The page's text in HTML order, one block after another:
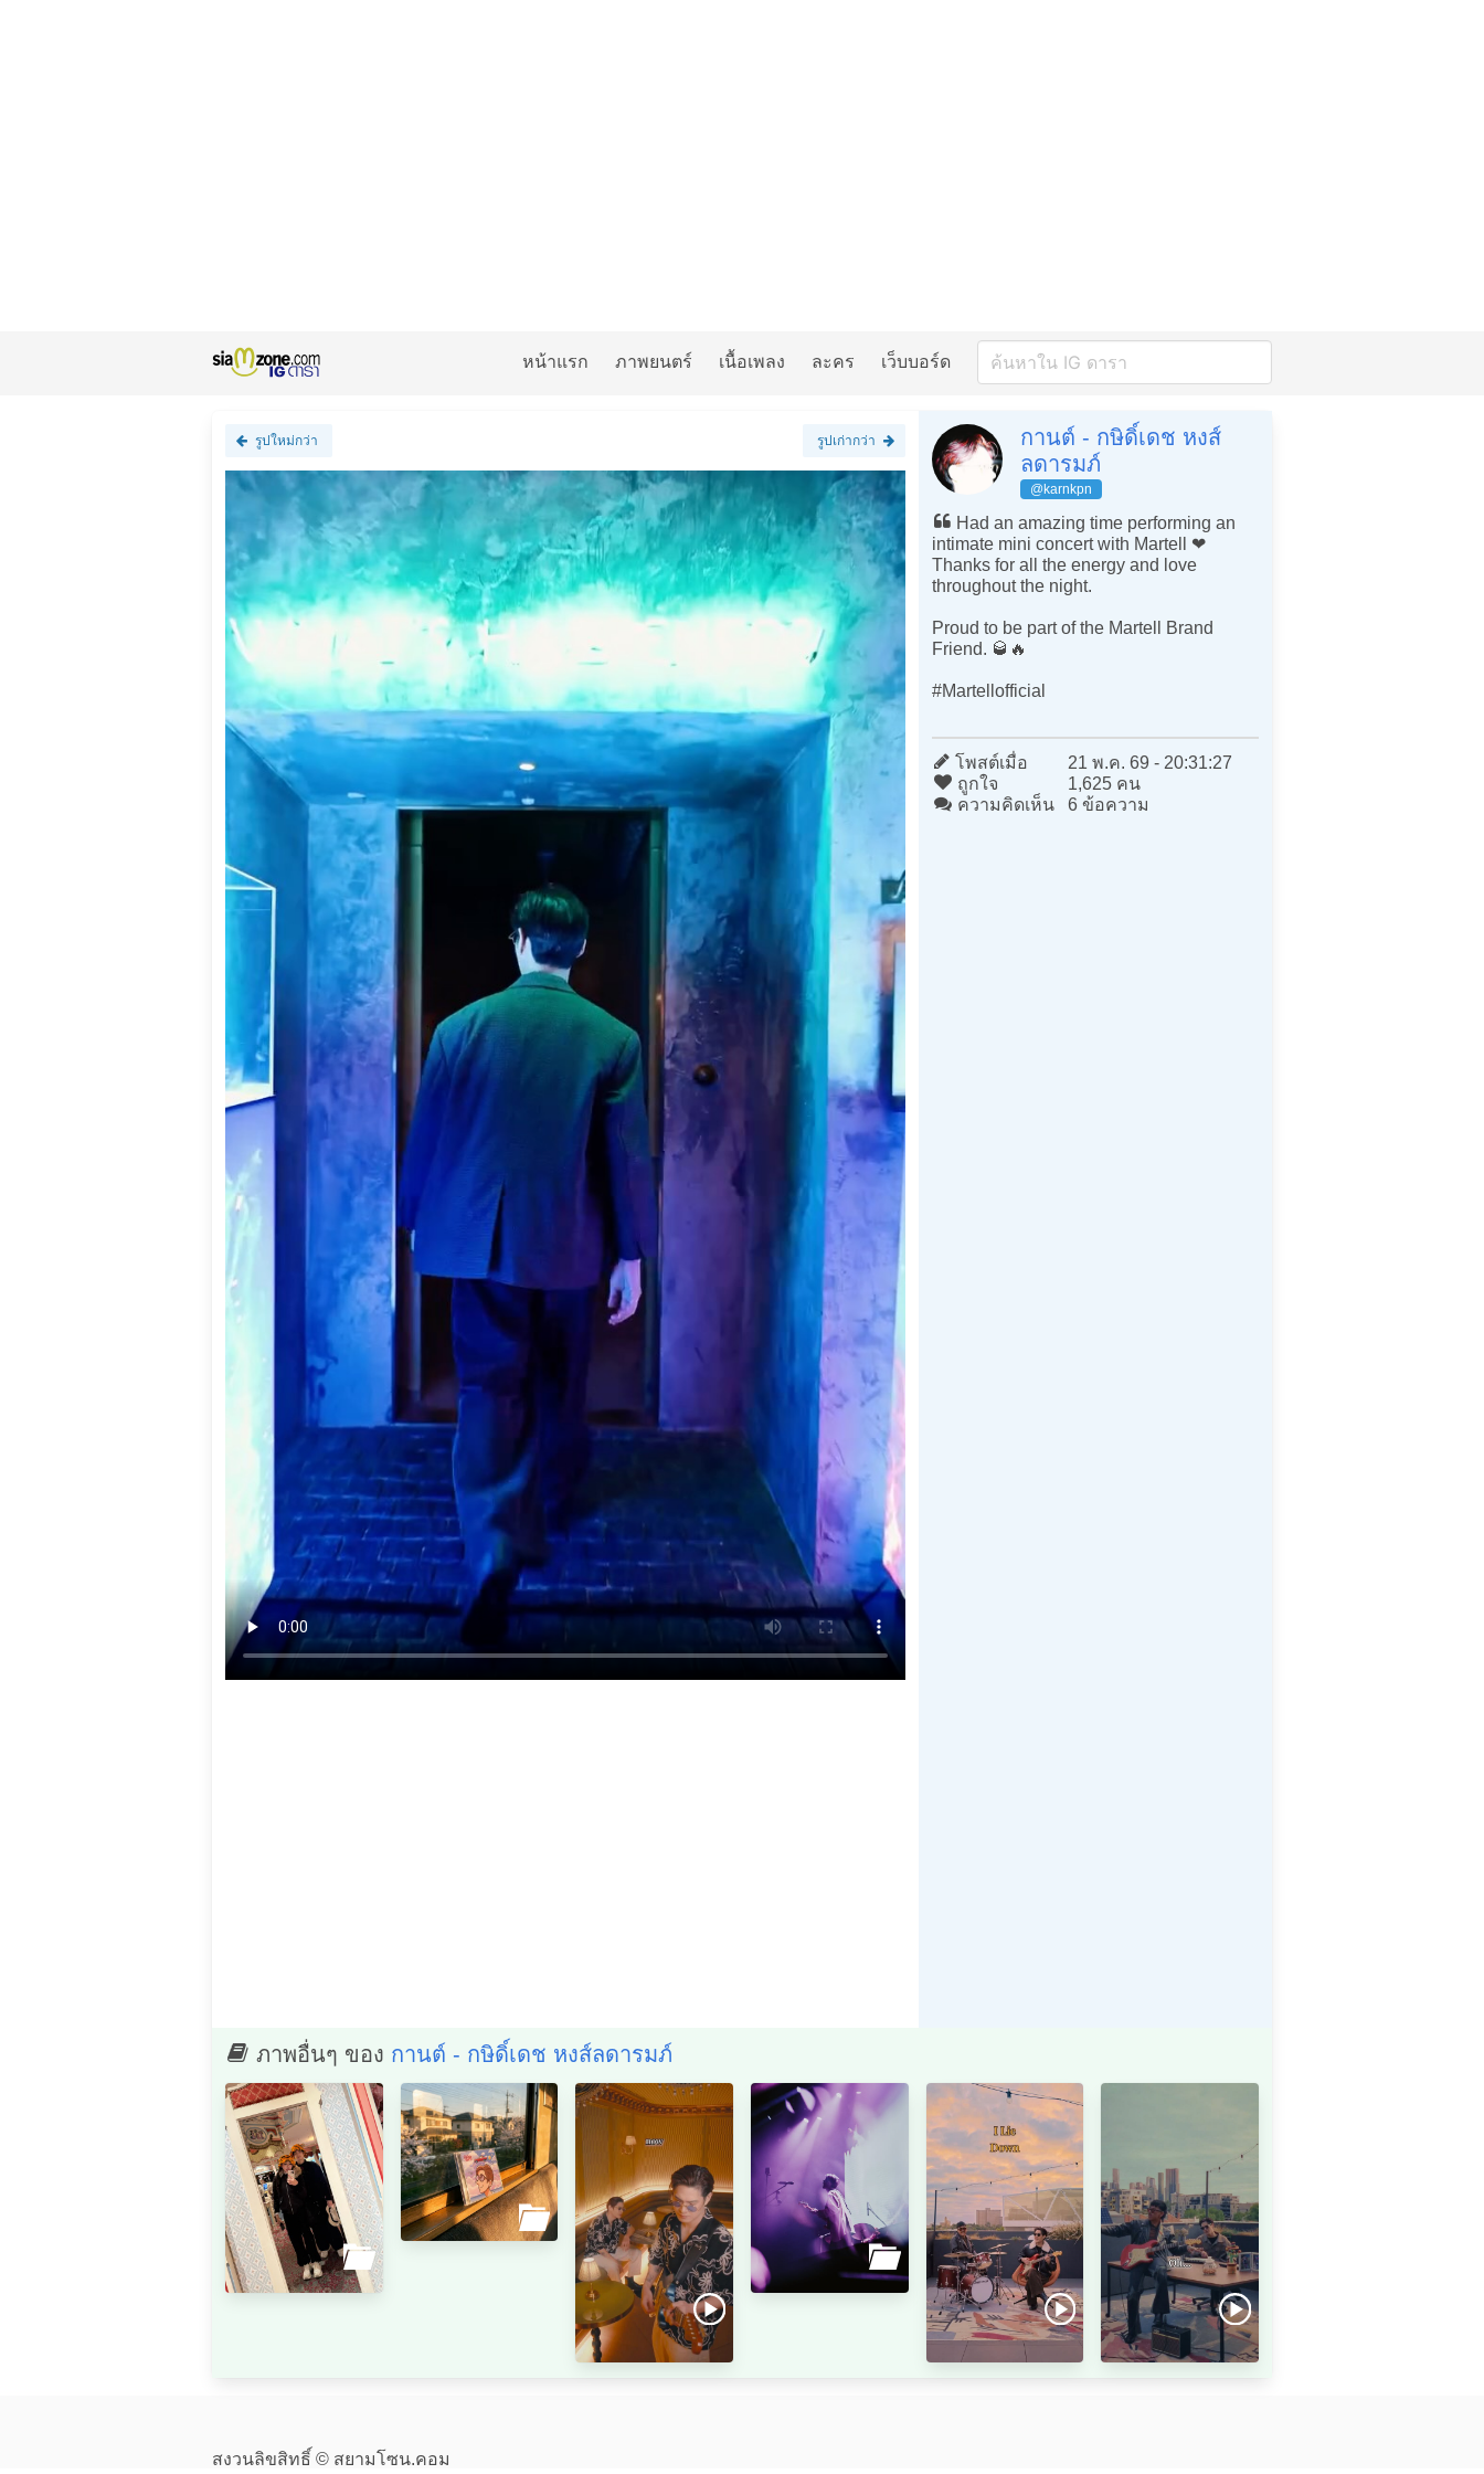
หน้าแรก ภาพยนตร์ เนื้อเพลง ละคร เว็บบอร์ด
รูปใหม่กว่า รูปเก่ากว่า
กานต์ - กษิดิ์เดช หงส์
ลดารมภ์
@karnkpn
Had an amazing time performing an
intimate mini concert with Martell ❤️
Thanks for all the energy and love
throughout the night.
Proud to be part of the Martell Brand
Friend. 🥃🔥
#Martellofficial
โพสต์เมื่อ
21 พ.ค. 69 - 20:31:27
ถูกใจ
1,625 คน
ความคิดเห็น
6 ข้อความ
ภาพอื่นๆ ของ กานต์ - กษิดิ์เดช หงส์ลดารมภ์
สงวนลิขสิทธิ์ © สยามโซน.คอม